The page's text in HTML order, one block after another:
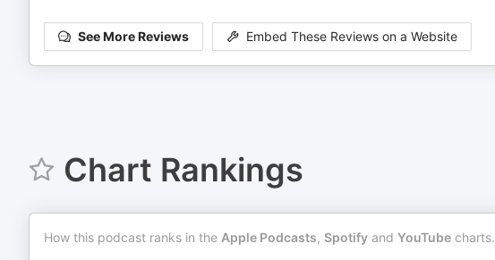
See More Reviews Embed These Reviews on a Website
Chart Rankings
How this podcast ranks in the Apple Podcasts, Spotify and YouTube charts.